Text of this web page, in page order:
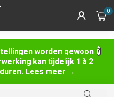
worden gewoon
kan tijdelijk 1 à 2
Lees meer →
0